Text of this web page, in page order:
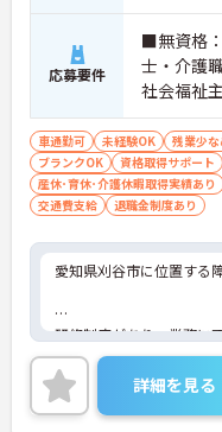
応募要件
■無資格
士・介護
社会福祉
可 ■未
キル：
普通自動
車通勤可 未経験OK 残業少な
ブランクOK
資格取得サポート
産休･育休･介護休暇取得実績あり
交通費支給
退職金制度あり
愛知県刈谷市に位置する
研修制度があり、業務に
ご勤務いただけます。ま
り、プライベートを大切
ます。
詳細を見る